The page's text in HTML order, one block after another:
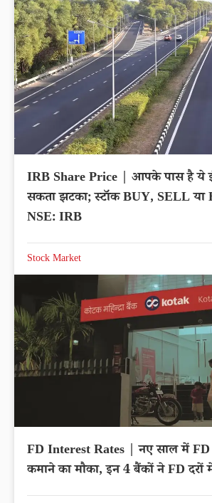
IRB Share Price | आपके पास है ये
सकता झटका; स्टॉक BUY, SELL
NSE: IRB
Stock Market
FD Interest Rates | नए साल में FD
कमाने का मौका, इन 4 बैंकों ने FD दरों में